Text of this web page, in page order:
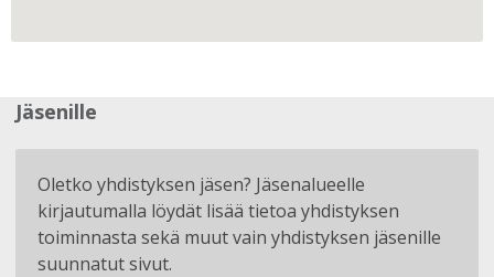
Jäsenille
Oletko yhdistyksen jäsen? Jäsenalueelle
kirjautumalla löydät lisää tietoa yhdistyksen
toiminnasta sekä muut vain yhdistyksen jäsenille
suunnatut sivut.